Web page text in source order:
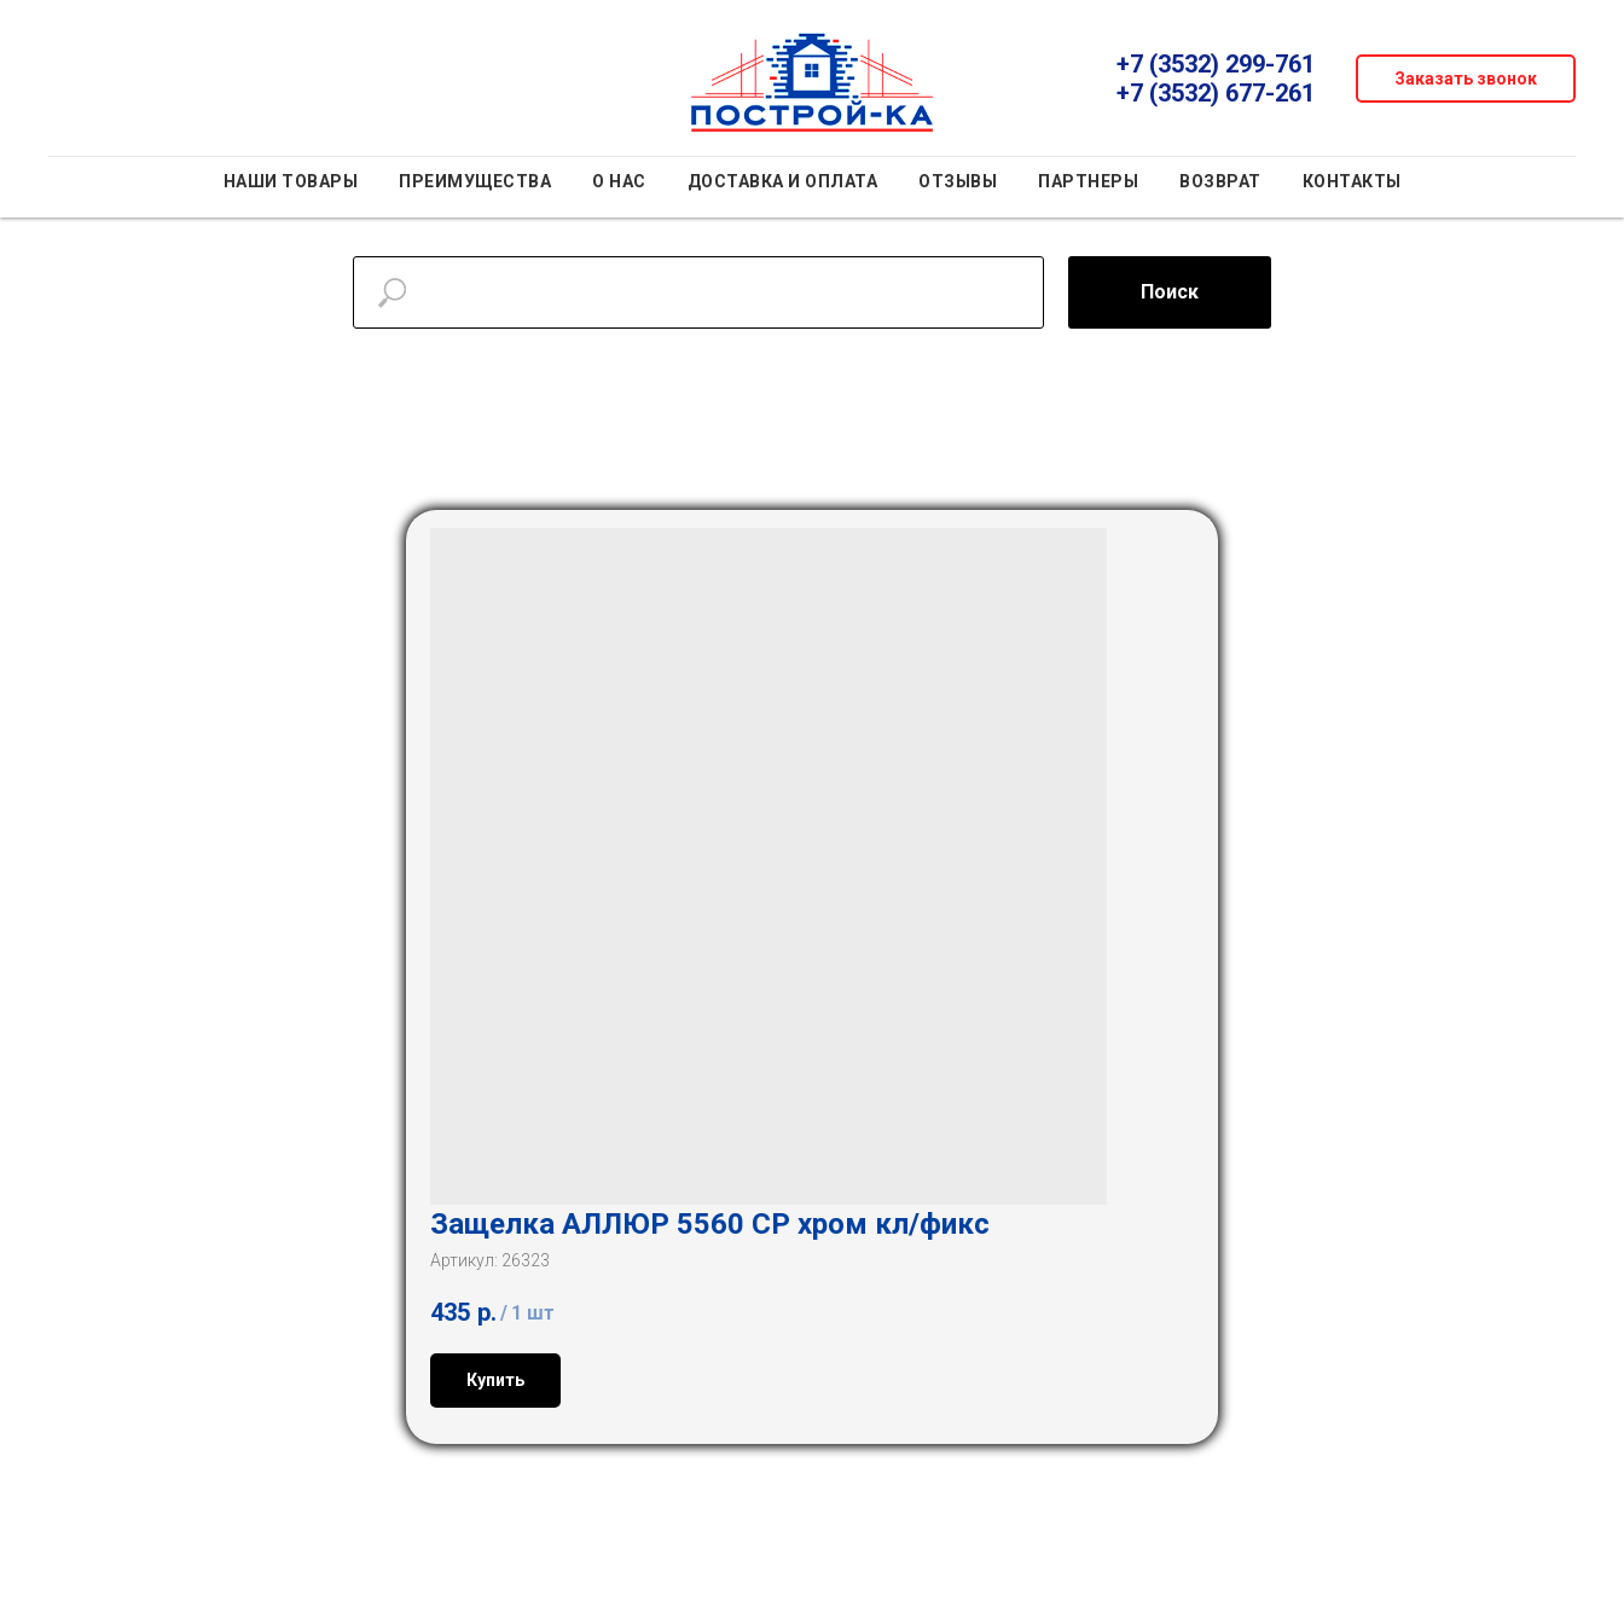
+7 (3532) 299-761
+7 (3532) 677-261
Заказать звонок
НАШИ ТОВАРЫ ПРЕИМУЩЕСТВА О НАС ДОСТАВКА И ОПЛАТА ОТЗЫВЫ ПАРТНЕРЫ ВОЗВРАТ КОНТАКТЫ
Поиск
Защелка АЛЛЮР 5560 СР хром кл/фикс
Артикул: 26323
435 р. / 1 шт
Купить